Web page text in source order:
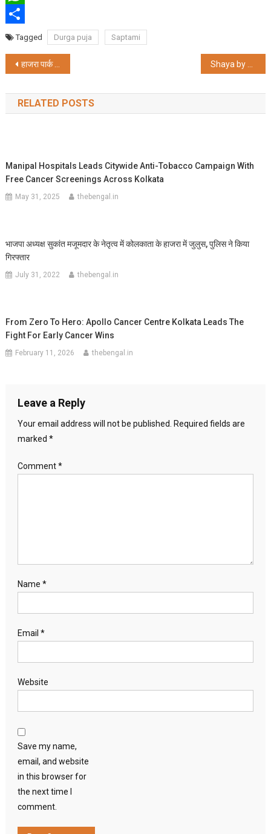
WhatsApp
ShareTagged Durga puja Saptami
Post
navigation
हाजरा पार्क दुर्गोत्सव में “तीन चाकार गोलपो” दर्शनार्थियों के लिए विशेष आकर्षण का केंद्र बनी
RELATED POSTS
Manipal Hospitals Leads Citywide Anti-Tobacco Campaign With
Free Cancer Screenings Across Kolkata
May 31, 2025 thebengal.in
भाजपा अध्यक्ष सुकांत मजूमदार के नेतृत्व में कोलकाता के हाजरा में जुलुस, पुलिस ने किया
गिरफ्तार
July 31, 2022 thebengal.in
From Zero To Hero: Apollo Cancer Centre Kolkata Leads The
Fight For Early Cancer Wins
February 11, 2026 thebengal.in
Leave a Reply
Your email address will not be published.
Required fields are
marked *
Comment*
Name *
Email *
Website
Save my name,
email, and website
in this browser for
the next time I
comment.